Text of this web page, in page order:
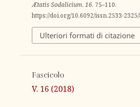
Ætatis Sodalicium, 16, 75–110.
https://doi.org/10.6092/issn.2533-
Ulteriori formati di citazione
Fascicolo
V. 16 (2018)